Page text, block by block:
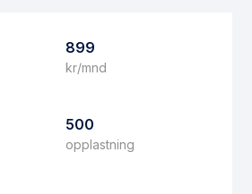
899
kr/mnd
500
opplastning